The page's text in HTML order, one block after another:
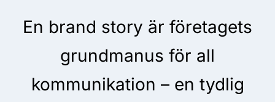
En brand story är företagets
grundmanus för all
kommunikation – en tydlig